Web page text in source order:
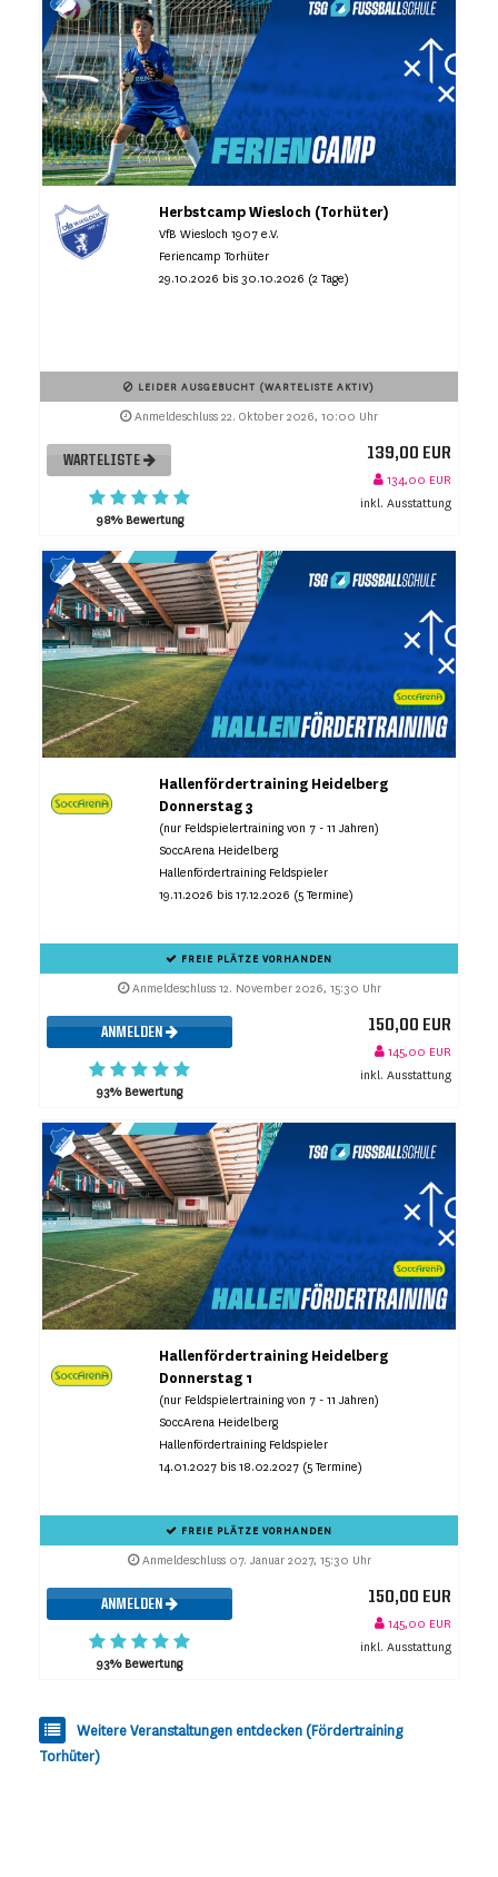
Herbstcamp Wiesloch (Torhüter)
VfB Wiesloch 1907 e.V.
Feriencamp Torhüter
29.10.2026 bis 30.10.2026 (2 Tage)
LEIDER AUSGEBUCHT (WARTELISTE AKTIV)
Anmeldeschluss 22. Oktober 2026, 10:00 Uhr
WARTELISTE
98% Bewertung
139,00 EUR
134,00 EUR
inkl. Ausstattung
Hallenfördertraining Heidelberg
Donnerstag 3
(nur Feldspielertraining von 7 - 11 Jahren)
SoccArena Heidelberg
Hallenfördertraining Feldspieler
19.11.2026 bis 17.12.2026 (5 Termine)
FREIE PLÄTZE VORHANDEN
Anmeldeschluss 12. November 2026, 15:30 Uhr
ANMELDEN
93% Bewertung
150,00 EUR
145,00 EUR
inkl. Ausstattung
Hallenfördertraining Heidelberg
Donnerstag 1
(nur Feldspielertraining von 7 - 11 Jahren)
SoccArena Heidelberg
Hallenfördertraining Feldspieler
14.01.2027 bis 18.02.2027 (5 Termine)
FREIE PLÄTZE VORHANDEN
Anmeldeschluss 07. Januar 2027, 15:30 Uhr
ANMELDEN
93% Bewertung
150,00 EUR
145,00 EUR
inkl. Ausstattung
Weitere Veranstaltungen entdecken (Fördertraining
Torhüter)